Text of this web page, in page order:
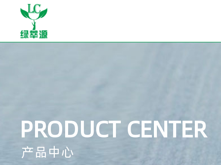
PRODUCT CENTER
产品中心